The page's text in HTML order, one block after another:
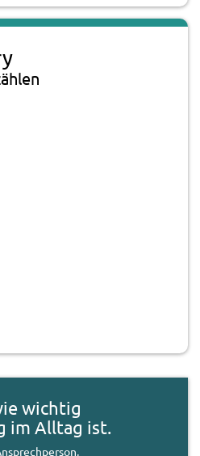
wichtig
im Alltag ist.